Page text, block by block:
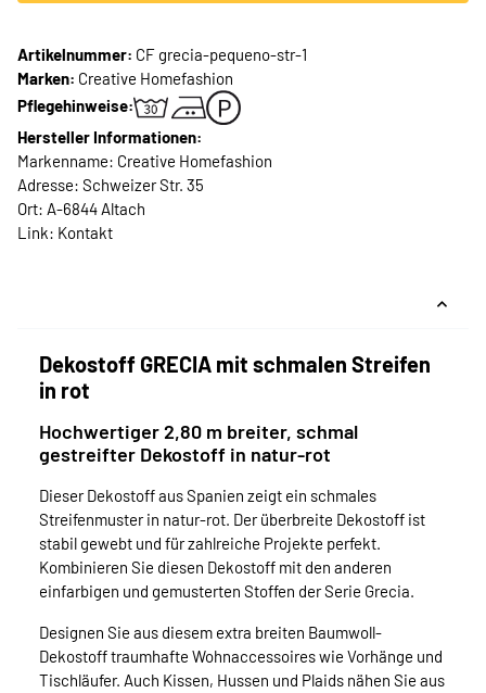
Artikelnummer: CF grecia-pequeno-str-1
Marken: Creative Homefashion
Pflegehinweise:
Hersteller Informationen:
Markenname: Creative Homefashion
Adresse: Schweizer Str. 35
Ort: A-6844 Altach
Link: Kontakt
Dekostoff GRECIA mit schmalen Streifen
in rot
Hochwertiger 2,80 m breiter, schmal
gestreifter Dekostoff in natur-rot
Dieser Dekostoff aus Spanien zeigt ein schmales
Streifenmuster in natur-rot. Der überbreite Dekostoff ist
stabil gewebt und für zahlreiche Projekte perfekt.
Kombinieren Sie diesen Dekostoff mit den anderen
einfarbigen und gemusterten Stoffen der Serie Grecia.
Designen Sie aus diesem extra breiten Baumwoll-
Dekostoff traumhafte Wohnaccessoires wie Vorhänge und
Tischläufer. Auch Kissen, Hussen und Plaids nähen Sie aus